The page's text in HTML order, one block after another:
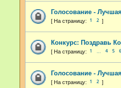
Голосование -
1 2
Конкурс: Поздравь
1 4 5 6
Голосование -
1 2